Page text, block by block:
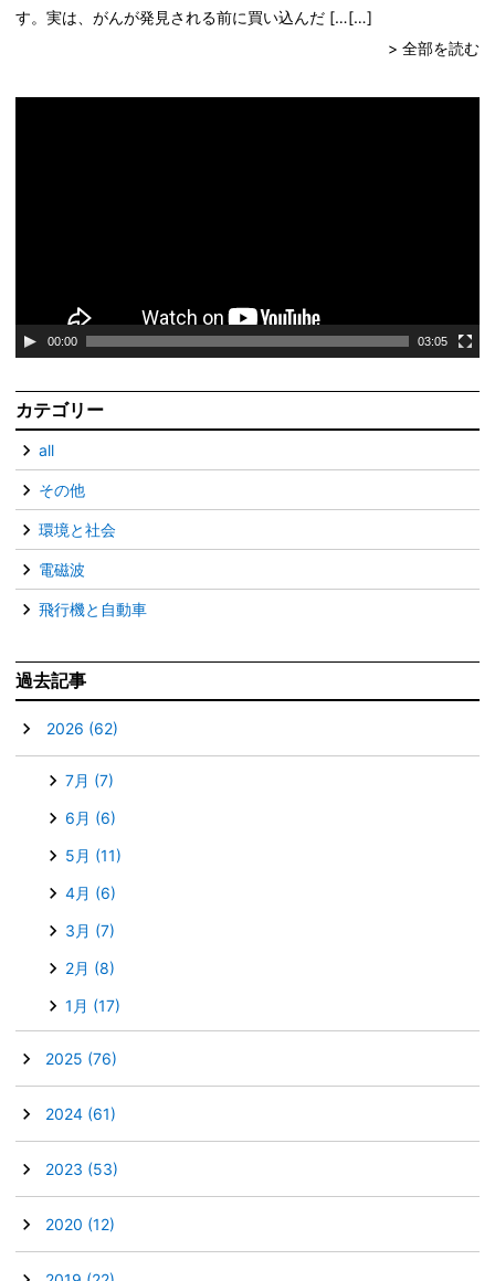
す。実は、がんが発見される前に買い込んだ […
> 全部を読む
00:00 03:05
カテゴリー
all
その他
環境と社会
電磁波
飛行機と自動車
過去記事
2026 (62)
7月 (7)
6月 (6)
5月 (11)
4月 (6)
3月 (7)
2月 (8)
1月 (17)
2025 (76)
2024 (61)
2023 (53)
2020 (12)